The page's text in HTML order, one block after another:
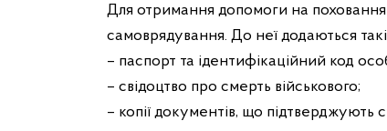
Для отримання допомоги на поховання
самоврядування. До неї додаються
– паспорт та ідентифікаційний код
– свідоцтво про смерть військового;
– копії документів, що підтверджують